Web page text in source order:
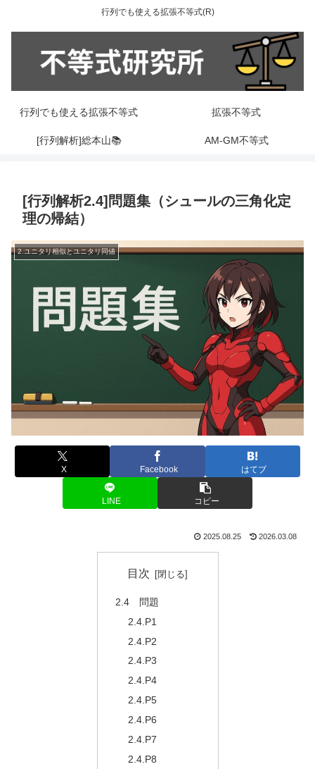
行列でも使える拡張不等式(R)
行列でも使える拡張不等式 拡張不等式
[行列解析]総本山📚 AM-GM不等式
[行列解析2.4]問題集（シュールの三角化定
理の帰結）
2.ユニタリ相似とユニタリ同値
X Facebook はてブ
LINE コピー
2025.08.25 2026.03.08
目次
2.4 問題
2.4.P1
2.4.P2
2.4.P3
2.4.P4
2.4.P5
2.4.P6
2.4.P7
2.4.P8